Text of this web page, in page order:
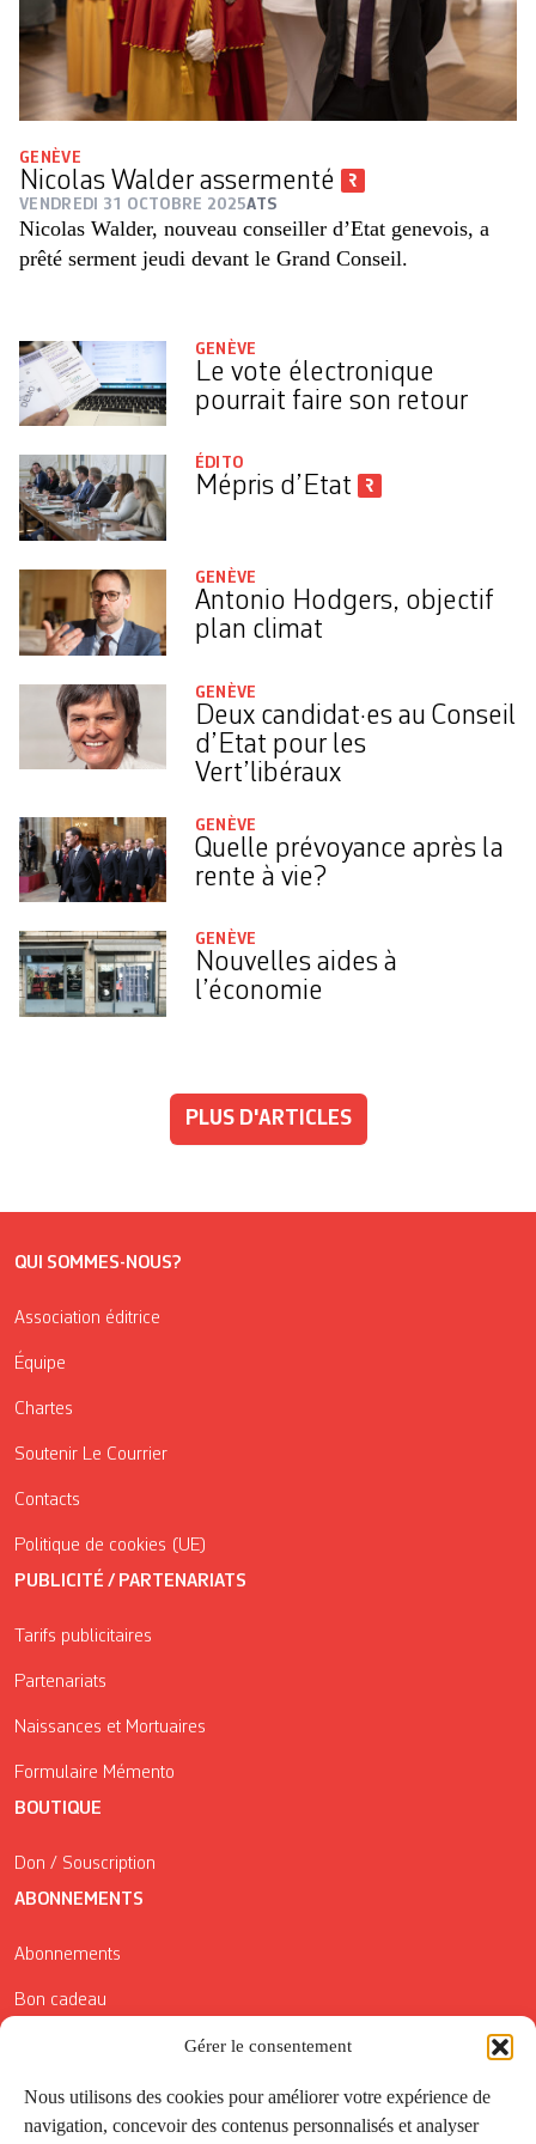
Gérer le consentement
Nous utilisons des cookies pour améliorer votre expérience de
navigation, concevoir des contenus personnalisés et analyser
GENÈVE
Nicolas Walder assermenté
VENDREDI 31 OCTOBRE 2025ATS
Nicolas Walder, nouveau conseiller d’Etat genevois, a
prêté serment jeudi devant le Grand Conseil.
GENÈVE
Le vote électronique
pourrait faire son retour
ÉDITO
Mépris d’Etat
GENÈVE
Antonio Hodgers, objectif
plan climat
GENÈVE
Deux candidat·es au Conseil
d’Etat pour les
Vert’libéraux
GENÈVE
Quelle prévoyance après la
rente à vie?
GENÈVE
Nouvelles aides à
l’économie
PLUS D'ARTICLES
QUI SOMMES-NOUS?
Association éditrice
Équipe
Chartes
Soutenir Le Courrier
Contacts
Politique de cookies (UE)
PUBLICITÉ / PARTENARIATS
Tarifs publicitaires
Partenariats
Naissances et Mortuaires
Formulaire Mémento
BOUTIQUE
Don / Souscription
ABONNEMENTS
Abonnements
Bon cadeau
Conditions générales de vente
Réductions de la Carte Côté Courrier
Application